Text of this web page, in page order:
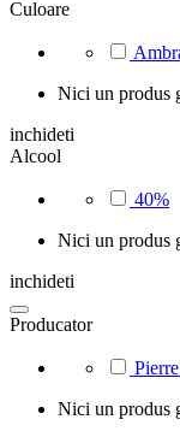
Culoare
Nici un produs
inchideti
Alcool
40%
Nici un produs
inchideti
Producator
Nici un produs